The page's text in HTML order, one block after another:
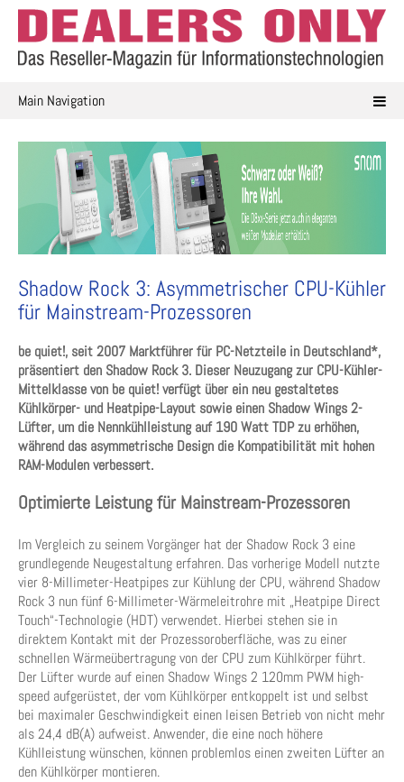
Skip
content
Main Navigation
Shadow Rock 3: Asymmetrischer CPU-Kühler
für Mainstream-Prozessoren
be quiet!, seit 2007 Marktführer für PC-Netzteile in Deutschland*,
präsentiert den Shadow Rock 3. Dieser Neuzugang zur CPU-Kühler-
Mittelklasse von be quiet! verfügt über ein neu gestaltetes
Kühlkörper- und Heatpipe-Layout sowie einen Shadow Wings 2-
Lüfter, um die Nennkühlleistung auf 190 Watt TDP zu erhöhen,
während das asymmetrische Design die Kompatibilität mit hohen
RAM-Modulen verbessert.
Optimierte Leistung für Mainstream-Prozessoren
Im Vergleich zu seinem Vorgänger hat der Shadow Rock 3 eine
grundlegende Neugestaltung erfahren. Das vorherige Modell nutzte
vier 8-Millimeter-Heatpipes zur Kühlung der CPU, während Shadow
Rock 3 nun fünf 6-Millimeter-Wärmeleitrohre mit „Heatpipe Direct
Touch“-Technologie (HDT) verwendet. Hierbei stehen sie in
direktem Kontakt mit der Prozessoroberfläche, was zu einer
schnellen Wärmeübertragung von der CPU zum Kühlkörper führt.
Der Lüfter wurde auf einen Shadow Wings 2 120mm PWM high-
speed aufgerüstet, der vom Kühlkörper entkoppelt ist und selbst
bei maximaler Geschwindigkeit einen leisen Betrieb von nicht mehr
als 24,4 dB(A) aufweist. Anwender, die eine noch höhere
Kühlleistung wünschen, können problemlos einen zweiten Lüfter an
den Kühlkörper montieren.